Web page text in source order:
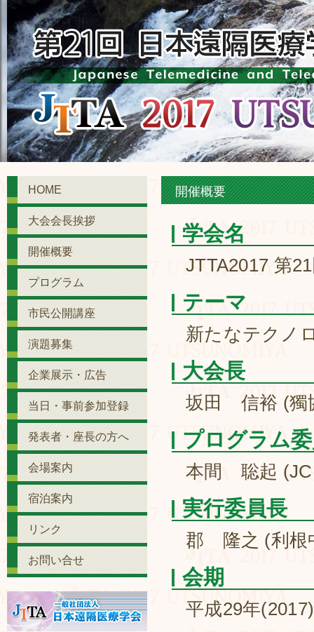
HOME
大会会長挨拶
開催概要
プログラム
市民公開講座
演題募集
企業展示・広告
当日・事前参加登録
発表者・座長の方へ
会場案内
宿泊案内
リンク
お問い合せ
開催概要
学会名
JTTA2017 第
テーマ
新たなテクノ
大会長
坂田 信裕 (獨
プログラム
本間 聡起
実行委員長
郡 隆之 (利根
会期
平成29年